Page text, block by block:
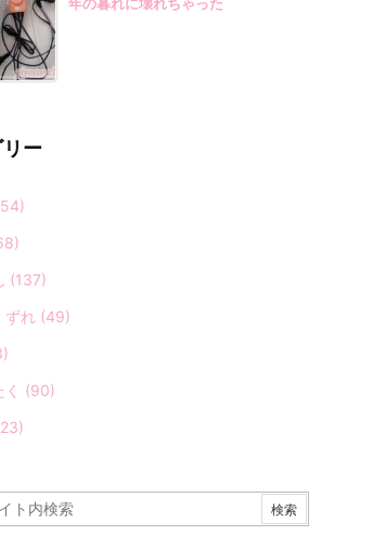
ー
(137)
ずれ (49)
(90)